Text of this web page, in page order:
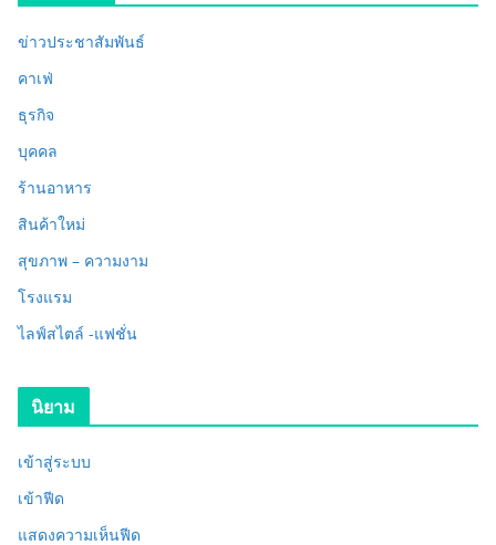
ข่าวประชาสัมพันธ์
คาเฟ่
ธุรกิจ
บุคคล
ร้านอาหาร
สินค้าใหม่
สุขภาพ – ความงาม
โรงแรม
ไลฟ์สไตล์ -แฟชั่น
นิยาม
เข้าสู่ระบบ
เข้าฟีด
แสดงความเห็นฟีด